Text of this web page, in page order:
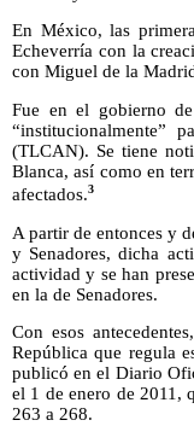
En México, las
Echeverría con la
con Miguel de la
Fue en el gobierno
“institucionalmente”
(TLCAN). Se tiene
Blanca, así como en
afectados.3
A partir de entonces y
y Senadores, dicha
actividad y se han
en la de Senadores.
Con esos
República que regula
publicó en el Diario
el 1 de enero de 2011,
263 a 268.